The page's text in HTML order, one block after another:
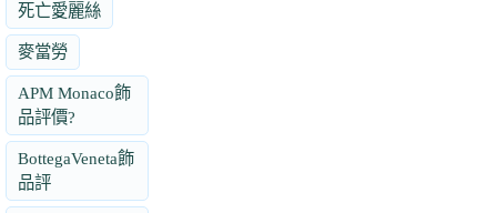
死亡愛麗絲
麥當勞
APM Monaco飾
品評價?
BottegaVeneta飾
品評